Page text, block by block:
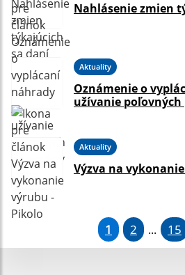
Nahlásenie zmien
Aktuality
Oznámenie o
užívanie poľovných
Aktuality
Výzva na
1 2 ... 15